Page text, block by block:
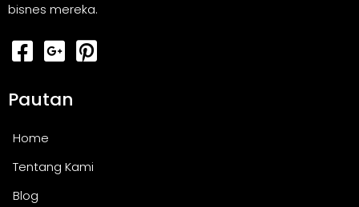
bisnes mereka.
Pautan
Home
Tentang Kami
Blog